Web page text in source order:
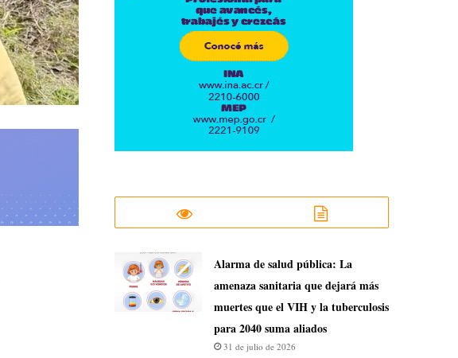
​Alarma de salud pública: La
amenaza sanitaria que dejará más
muertes que el VIH y la tuberculosis
para 2040 suma aliados
31 de julio de 2026